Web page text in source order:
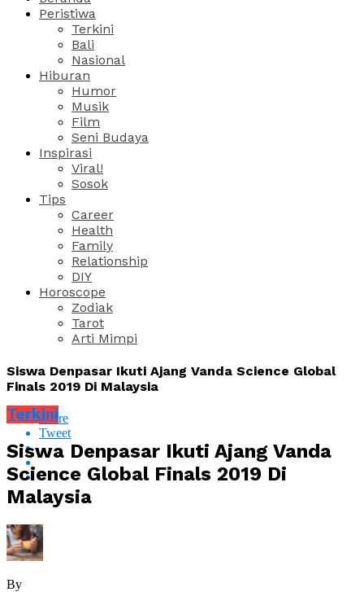
Peristiwa
Terkini
Bali
Nasional
Hiburan
Humor
Musik
Film
Seni Budaya
Inspirasi
Viral!
Sosok
Tips
Career
Health
Family
Relationship
DIY
Horoscope
Zodiak
Tarot
Arti Mimpi
Siswa Denpasar Ikuti Ajang Vanda Science Global
Finals 2019 Di Malaysia
Share
Tweet
Terkini
Siswa Denpasar Ikuti Ajang Vanda
Science Global Finals 2019 Di
Malaysia
By